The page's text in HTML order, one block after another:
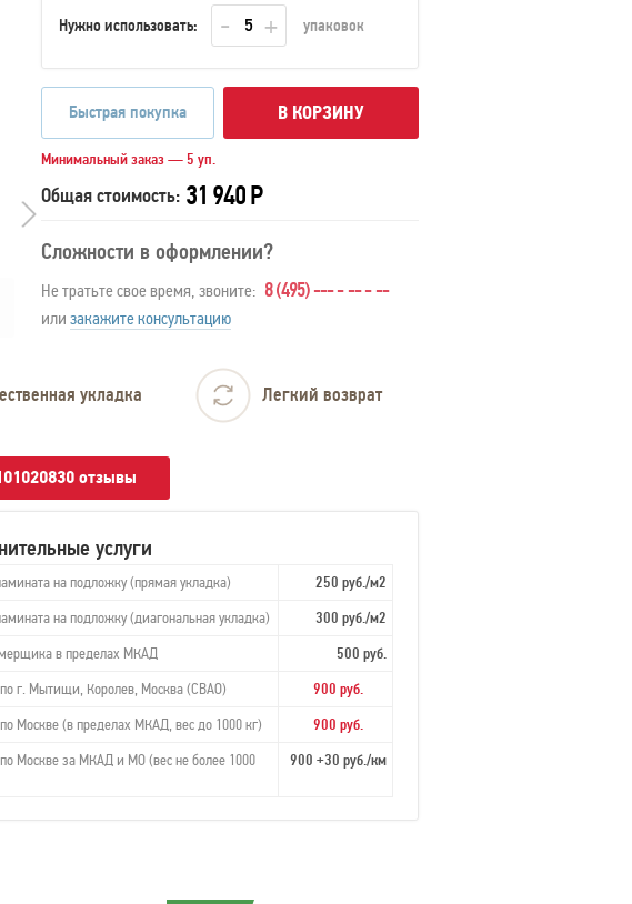
Нужно использовать: упаковок
Быстрая покупка В КОРЗИНУ
Минимальный заказ — 5 уп.
Общая стоимость: 31 940 Р
Сложности в оформлении?
Не тратьте свое время, звоните: 8 (495) --- - -- - --
или закажите консультацию
укладка Легкий возврат
отзывы
услуги
на подложку (прямая укладка)
250 руб./м2
на подложку (диагональная укладка)
300 руб./м2
в пределах МКАД
500 руб.
г. Мытищи, Королев, Москва (СВАО)
900 руб.
Москве (в пределах МКАД, вес до 1000 кг)
900 руб.
Москве за МКАД и МО (вес не более 1000
900 +30 руб./км